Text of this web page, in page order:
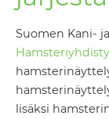
Suomen Kani-
lisäksi